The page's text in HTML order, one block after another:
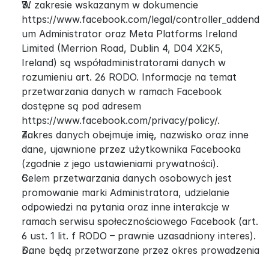
W zakresie wskazanym w dokumencie
https://www.facebook.com/legal/controller_addend
um Administrator oraz Meta Platforms Ireland
Limited (Merrion Road, Dublin 4, D04 X2K5,
Ireland) są współadministratorami danych w
rozumieniu art. 26 RODO. Informacje na temat
przetwarzania danych w ramach Facebook
dostępne są pod adresem
https://www.facebook.com/privacy/policy/.
Zakres danych obejmuje imię, nazwisko oraz inne
dane, ujawnione przez użytkownika Facebooka
(zgodnie z jego ustawieniami prywatności).
Celem przetwarzania danych osobowych jest
promowanie marki Administratora, udzielanie
odpowiedzi na pytania oraz inne interakcje w
ramach serwisu społecznościowego Facebook (art.
6 ust. 1 lit. f RODO – prawnie uzasadniony interes).
Dane będą przetwarzane przez okres prowadzenia